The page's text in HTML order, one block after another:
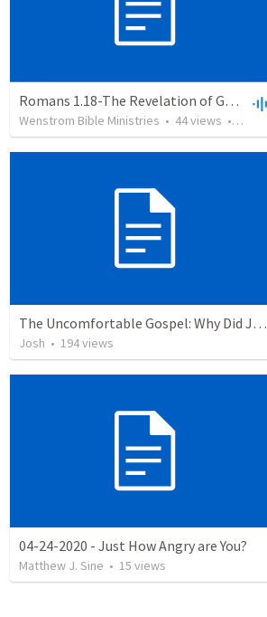
Romans 1.18-The Revelation of God's Wrath from Heaven
Wenstrom Bible Ministries • 44views • 1:06:54
The Uncomfortable Gospel: Why Did Jesus Have to Die?
Josh • 194views
04-24-2020 - Just How Angry are You?
Matthew J. Sine • 15 views